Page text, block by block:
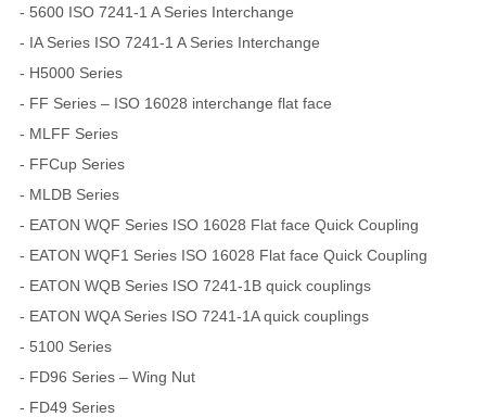
- 5600 ISO 7241-1 A Series Interchange
- IA Series ISO 7241-1 A Series Interchange
- H5000 Series
- FF Series – ISO 16028 interchange flat face
- MLFF Series
- FFCup Series
- MLDB Series
- EATON WQF Series ISO 16028 Flat face Quick Coupling
- EATON WQF1 Series ISO 16028 Flat face Quick Coupling
- EATON WQB Series ISO 7241-1B quick couplings
- EATON WQA Series ISO 7241-1A quick couplings
- 5100 Series
- FD96 Series – Wing Nut
- FD49 Series